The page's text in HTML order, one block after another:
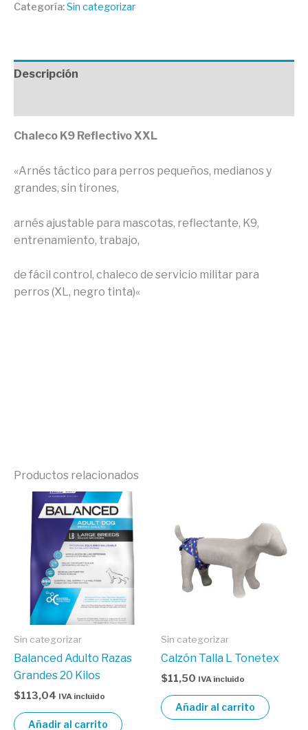
Categoría:Sin categorizar
Descripción
Chaleco K9 Reflectivo XXL
«Arnés táctico para perros pequeños, medianos y
grandes, sin tirones,
arnés ajustable para mascotas, reflectante, K9,
entrenamiento, trabajo,
de fácil control, chaleco de servicio militar para
perros (XL, negro tinta)«
Productos relacionados
Sin categorizar
Balanced Adulto Razas
Grandes 20 Kilos
$113,04 IVA incluido
Añadir al carrito
Sin categorizar
Calzón Talla L Tonetex
$11,50 IVA incluido
Añadir al carrito